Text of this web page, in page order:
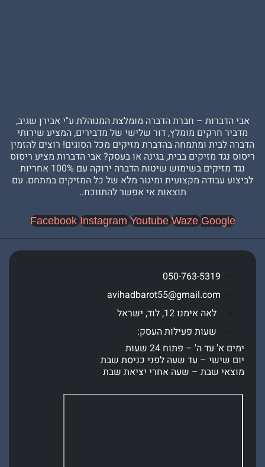
– חברת הדברה מומלצת המנוהלת ע"י אבירן שגיב,
חרקים מומלץ, דור שלישי של מדבירים, המציע שירותי
ומתמחה בהדברת מזיקים מכל הסוגים! רוצים להזמין
מזיקים בבית, בגינה או בעסק? אבי הדברות מציע ריסוס
נגד מזיקים בשימוש שיטות הדברה ירוקה עם 100% אחריות
עבודה מקצועית ומיגור מלא של כל המזיקים במתחם. עם
תוצאות אי אפשר להתווכח..
Facebook Instagram Youtube Waze
050-763-5319
avihadbarot55@gmail.com
לאה אימנו 12, לוד, ישראל
שעות פעילות העסק:
עד ה' – פתוח 24 שעות
– עד שעה לפני כניסת שבת
שבת – שעה אחרי יציאת שבת